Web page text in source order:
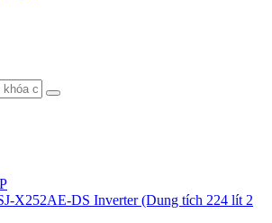
X252AE-DS Inverter (Dung tích 224 lít 2